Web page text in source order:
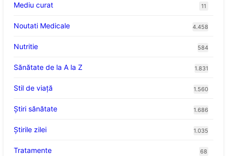
Mediu curat 11
Noutati Medicale 4.458
Nutritie 584
Sănătate de la A la Z 1.831
Stil de viaţă 1.560
Ştiri sănătate 1.686
Știrile zilei 1.035
Tratamente 68